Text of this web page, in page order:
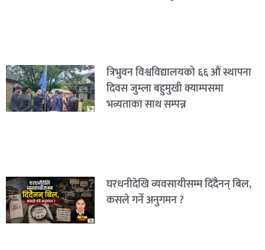
त्रिभुवन विश्वविद्यालयको ६६ औं स्थापना
दिवस जुम्ला बहुमुखी क्याम्पसमा
भव्यताका साथ सम्पन्न
घरधनीदेखि व्यवसायीसम्म दिँदैनन् बिल,
कसले गर्ने अनुगमन ?